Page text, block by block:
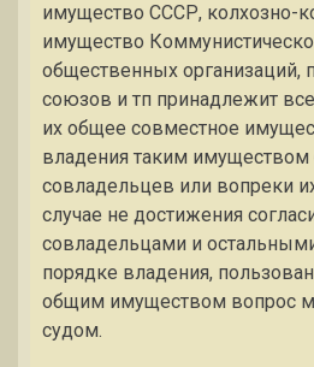
имущество СССР, колхозно-
имущество
общественных организаций,
союзов и тп принадлежит
их общее совместное
владения таким имуществом
совладельцев или вопреки
случае не достижения
совладельцами и
порядке владения,
общим имуществом вопрос
судом.